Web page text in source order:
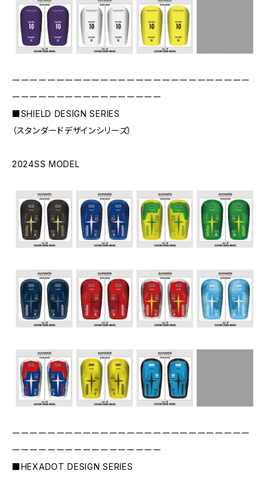
ーーーーーーーーーーーーーーーーーーーーーーーーーーー
ーーーーーーーーーーーーーーーーー
■SHIELD DESIGN SERIES
（スタンダードデザインシリーズ）
2024SS MODEL
ーーーーーーーーーーーーーーーーーーーーーーーーーーー
ーーーーーーーーーーーーーーーーー
■HEXADOT DESIGN SERIES